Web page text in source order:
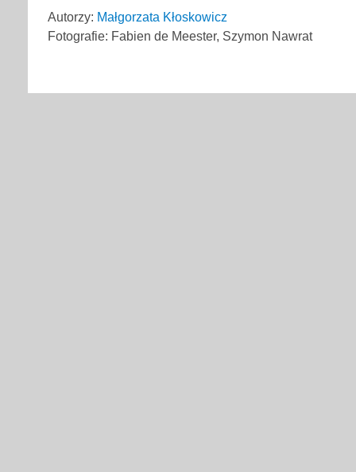
Autorzy: Małgorzata Kłoskowicz
Fotografie: Fabien de Meester, Szymon Nawrat